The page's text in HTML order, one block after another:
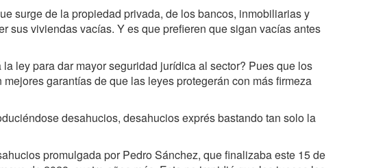
surge de la propiedad privada, de los bancos, inmobiliarias y
sus viviendas vacías. Y es que prefieren que sigan vacías antes
ley para dar mayor seguridad jurídica al sector? Pues que los
garantías de que las leyes protegerán con más firmeza
desahucios, desahucios exprés bastando tan solo la
promulgada por Pedro Sánchez, que finalizaba este 15 de